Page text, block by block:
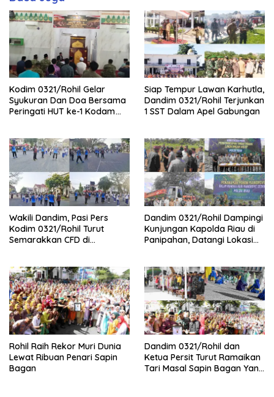
Kodim 0321/Rohil Gelar
Syukuran Dan Doa Bersama
Peringati HUT ke-1 Kodam
Siap Tempur Lawan Karhutla,
Dandim 0321/Rohil Terjunkan
1 SST Dalam Apel Gabungan
Wakili Dandim, Pasi Pers
Kodim 0321/Rohil Turut
Semarakkan CFD di
Dandim 0321/Rohil Dampingi
Kunjungan Kapolda Riau di
Panipahan, Datangi Lokasi
Rohil Raih Rekor Muri Dunia
Lewat Ribuan Penari Sapin
Bagan
Dandim 0321/Rohil dan
Ketua Persit Turut Ramaikan
Tari Masal Sapin Bagan Yang